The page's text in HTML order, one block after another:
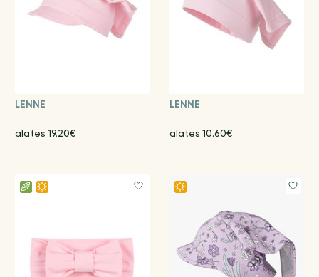
LENNE
alates 19.20€
LENNE
alates 10.60€